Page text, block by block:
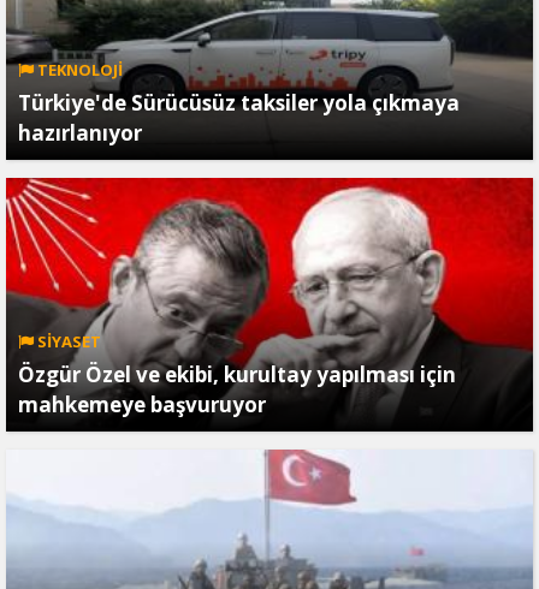
TEKNOLOJİ
Türkiye'de Sürücüsüz taksiler yola çıkmaya
hazırlanıyor
SİYASET
Özgür Özel ve ekibi, kurultay yapılması için
mahkemeye başvuruyor